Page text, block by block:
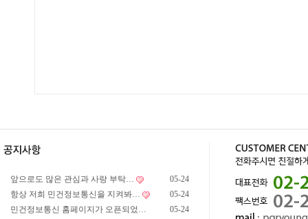
앞으로도 많은 관심과 사랑 부탁…
05-24
항상 저희 민건정보통신을 지켜봐…
05-24
민건정보통신 홈페이지가 오픈되었…
05-24